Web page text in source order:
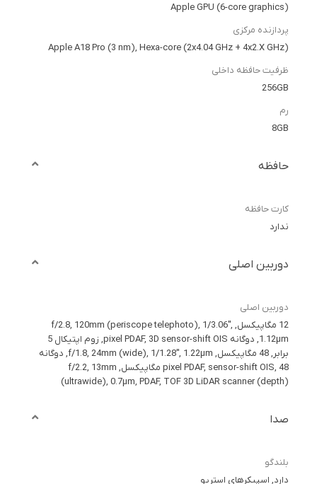
Apple GPU (6-core graphics)
پردازنده مرکزی
Apple A18 Pro (3 nm), Hexa-core (2x4.04 GHz + 4x2.X GHz)
ظرفیت حافظه داخلی
256GB
رم
8GB
حافظه
کارت حافظه
ندارد
دوربین اصلی
دوربین اصلی
12 مگاپیکسل, f/2.8, 120mm (periscope telephoto), 1/3.06",
1.12µm, دوگانه pixel PDAF, 3D sensor-shift OIS, زوم اپتیکال 5
برابر, 48 مگاپیکسل, f/1.8, 24mm (wide), 1/1.28", 1.22µm, دوگانه
pixel PDAF, sensor-shift OIS, 48 مگاپیکسل, f/2.2, 13mm
(ultrawide), 0.7µm, PDAF, TOF 3D LiDAR scanner (depth)
صدا
بلندگو
دارد, اسپیکرهای استریو